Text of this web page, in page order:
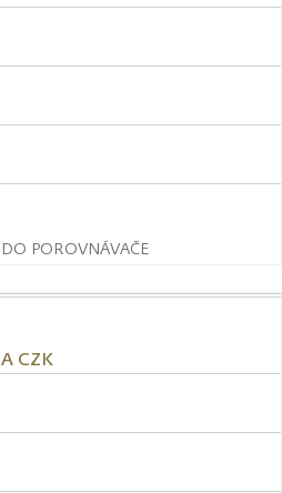
POROVNÁVAČE
CZK